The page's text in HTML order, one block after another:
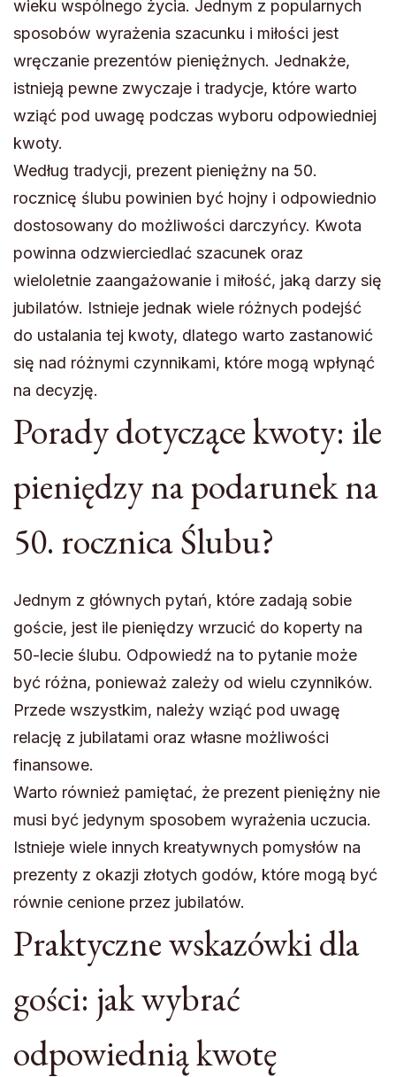
wieku wspólnego życia. Jednym z popularnych
sposobów wyrażenia szacunku i miłości jest
wręczanie prezentów pieniężnych. Jednakże,
istnieją pewne zwyczaje i tradycje, które warto
wziąć pod uwagę podczas wyboru odpowiedniej
kwoty.
Według tradycji, prezent pieniężny na 50.
rocznicę ślubu powinien być hojny i odpowiednio
dostosowany do możliwości darczyńcy. Kwota
powinna odzwierciedlać szacunek oraz
wieloletnie zaangażowanie i miłość, jaką darzy się
jubilatów. Istnieje jednak wiele różnych podejść
do ustalania tej kwoty, dlatego warto zastanowić
się nad różnymi czynnikami, które mogą wpłynąć
na decyzję.
Porady dotyczące kwoty: ile
pieniędzy na podarunek na
50. rocznica Ślubu?
Jednym z głównych pytań, które zadają sobie
goście, jest ile pieniędzy wrzucić do koperty na
50-lecie ślubu. Odpowiedź na to pytanie może
być różna, ponieważ zależy od wielu czynników.
Przede wszystkim, należy wziąć pod uwagę
relację z jubilatami oraz własne możliwości
finansowe.
Warto również pamiętać, że prezent pieniężny nie
musi być jedynym sposobem wyrażenia uczucia.
Istnieje wiele innych kreatywnych pomysłów na
prezenty z okazji złotych godów, które mogą być
równie cenione przez jubilatów.
Praktyczne wskazówki dla
gości: jak wybrać
odpowiednią kwotę